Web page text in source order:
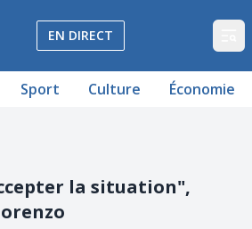
Vaud et Fribourg
EN DIRECT
Sport Culture Économie
la situation",